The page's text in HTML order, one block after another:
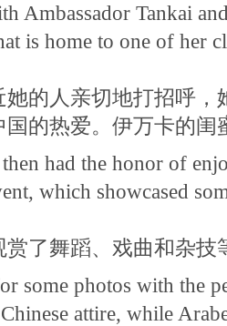
Ambassador Tankai
is home to one of her
的人亲切地打招呼，
的热爱。伊万卡的闺
had the honor of
which showcased
了舞蹈、戏曲和杂技
some photos with the
attire, while